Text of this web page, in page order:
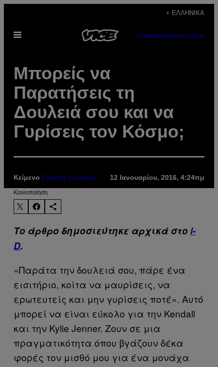
περιεχόμενο
+ ΕΛΛΗΝΙΚΆ
Ανοίξτε
SUBSCRIBENEWSLETTER
Μπορείς να
Παρατήσεις τη
Δουλειά σου και να
Γυρίσεις τον Κόσμο;
Κείμενο Felicity Kinsella 12 Ιανουαρίου, 2016, 4:24πμ
Kοινοποίηση
Το άρθρο δημοσιεύτηκε αρχικά στοi-
D.
«Παράτα την δουλειά σου, πάρε ένα
εισιτήριο, κοίτα να μαυρίσεις, να
ερωτευτείς και μην γυρίσεις ποτέ». Αυτό
μπορεί να είναι εύκολο για την Kendall
και την Kylie Jenner. Ζουν σε μια
πραγματικότητα όπου βγάζουν δέκα
φορές τον μισθό μου για ένα μονάχα